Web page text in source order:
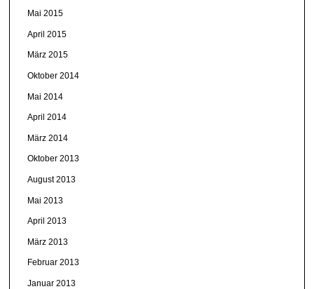
Mai 2015
April 2015
März 2015
Oktober 2014
Mai 2014
April 2014
März 2014
Oktober 2013
August 2013
Mai 2013
April 2013
März 2013
Februar 2013
Januar 2013